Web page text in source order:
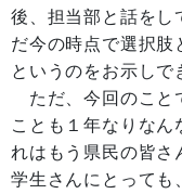
後、担当部と話をし
だ今の時点で選択肢
というのをお示しで
ただ、今回のこと
ことも１年なりなん
れはもう県民の皆さ
学生さんにとっても